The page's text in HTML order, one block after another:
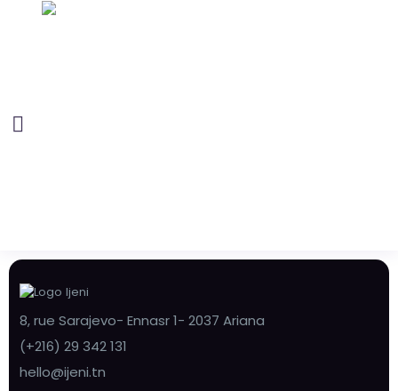
8, rue Sarajevo- Ennasr 1- 2037 Ariana
(+216) 29 342 131
hello@ijeni.tn